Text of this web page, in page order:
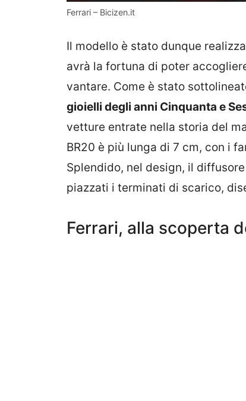
Ferrari – Bicizen.it
Il modello è stato dunque
avrà la fortuna di poter
vantare. Come è stato
gioielli degli anni Cinquanta e
vetture entrate nella storia del
BR20 è più lunga di 7 cm, con i
Splendido, nel design, il
piazzati i terminati di scarico,
Ferrari, alla scoperta